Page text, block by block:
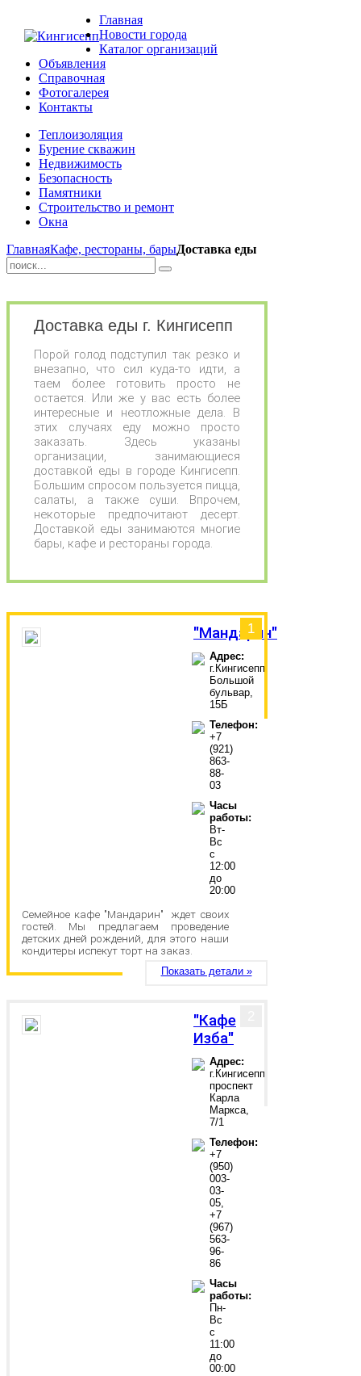
Главная
Новости города
Каталог организаций
Объявления
Справочная
Фотогалерея
Контакты
Теплоизоляция
Бурение скважин
Недвижимость
Безопасность
Памятники
Строительство и ремонт
Окна
ГлавнаяКафе, рестораны, барыДоставка еды
Доставка еды г. Кингисепп
Порой голод подступил так резко и
внезапно, что сил куда-то идти, а
таем более готовить просто не
остается. Или же у вас есть более
интересные и неотложные дела. В
этих случаях еду можно просто
заказать. Здесь указаны
организации, занимающиеся
доставкой еды в городе Кингисепп.
Большим спросом пользуется пицца,
салаты, а также суши. Впрочем,
некоторые предпочитают десерт.
Доставкой еды занимаются многие
бары, кафе и рестораны города.
1
"Мандарин"
Адрес:
г.Кингисепп,
Большой
бульвар,
15Б
Телефон:
+7
(921)
863-
88-
03
Часы
работы:
Вт-
Вс
с
12:00
до
20:00
Семейное кафе "Мандарин" ждет своих
гостей. Мы предлагаем проведение
детских дней рождений, для этого наши
кондитеры испекут торт на заказ.
Показать детали »
"Кафе
Изба"
Адрес:
г.Кингисепп,
проспект
Карла
Маркса,
7/1
Телефон:
+7
(950)
003-
03-
05,
+7
(967)
563-
96-
86
Часы
работы:
Пн-
Вс
с
11:00
до
00:00